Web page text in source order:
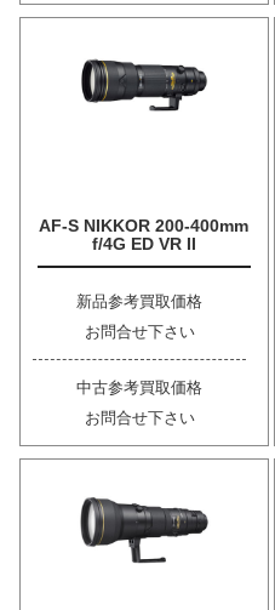
AF-S NIKKOR 200-400mm
f/4G ED VR II
新品参考買取価格
お問合せ下さい
中古参考買取価格
お問合せ下さい